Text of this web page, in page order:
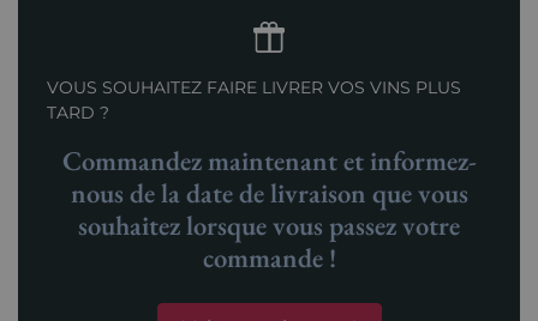
VOUS SOUHAITEZ FAIRE LIVRER VOS VINS PLUS
TARD ?
Commandez maintenant et informez-
nous de la date de livraison que vous
souhaitez lorsque vous passez votre
commande !